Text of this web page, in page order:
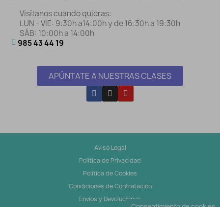
Visítanos cuando quieras:
LUN - VIE: 9:30h a14:00h y de 16:30h a 19:30h
SÁB: 10:00h a 14:00h
985 43 44 19
APÚNTATE A NUESTRAS CLASES
Aviso Legal
Política de Privacidad
Política de Cookies
Condiciones de Contratación
Envíos y Devoluciones